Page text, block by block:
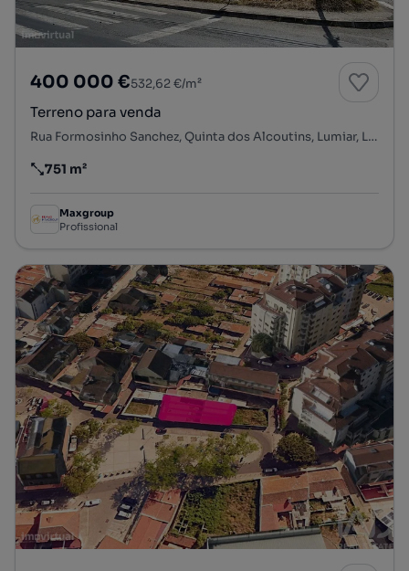
400 000 €532,62 €/m²
Terreno para venda
Rua Formosinho Sanchez, Quinta dos Alcoutins, Lumiar, Lisboa, Lisboa
Preço por metro quadrado
751 m²
Maxgroup
Profissional